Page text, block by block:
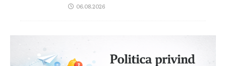
06.08.2026